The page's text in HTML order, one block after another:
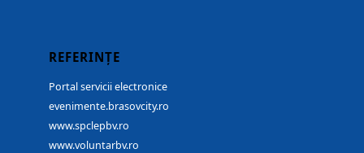
REFERINȚE
Portal servicii electronice
evenimente.brasovcity.ro
www.spclepbv.ro
www.voluntarbv.ro